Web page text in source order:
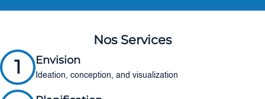
Nos Services
1 Envision
Ideation, conception, and visualization